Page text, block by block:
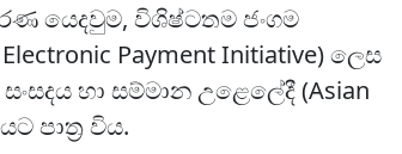
යෙදවුම, විශිෂ්ටතම ජංගම
Payment Initiative) ලෙස
හා සම්මාන උළෙලේදී (Asian
පාත‍්‍ර විය.